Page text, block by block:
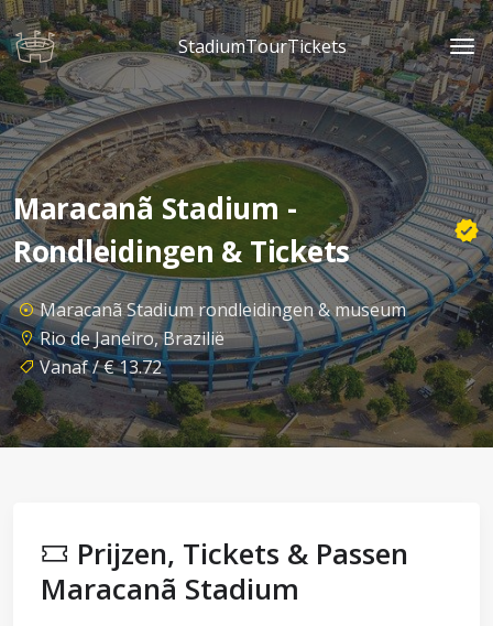
StadiumTourTickets
Maracanã Stadium -
Rondleidingen & Tickets
Maracanã Stadium rondleidingen & museum
Rio de Janeiro, Brazilië
Vanaf / € 13.72
Prijzen, Tickets & Passen
Maracanã Stadium